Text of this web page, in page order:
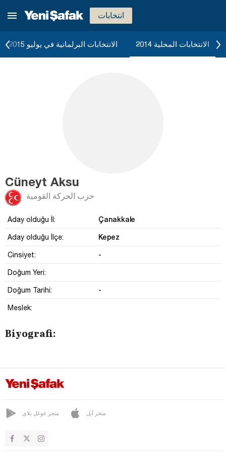
انتخابات
الانتخابات البرلمانية في يوليو 2015 الانتخابات المحلية 2014
Cüneyt Aksu
حزب الحركة القومية
Aday olduğu İl: Çanakkale
Aday olduğu İlçe: Kepez
Cinsiyet: -
Doğum Yeri:
Doğum Tarihi: -
Meslek:
Biyografi:
متجر غوغل بلاي متجر آبل